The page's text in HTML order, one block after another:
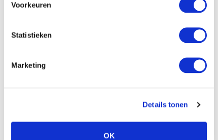
Voorkeuren
Statistieken
Marketing
Details tonen
OK
Praktische informatie over Food Festival 't
Van 1 mei tot 30 september 2026;